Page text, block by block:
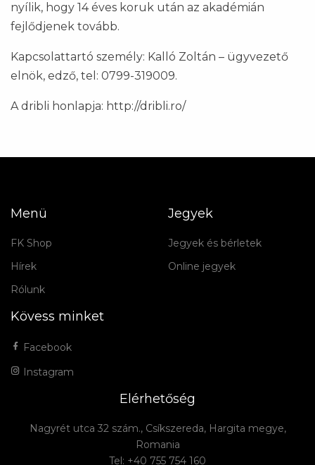
nyílik, hogy 14 éves koruk után az akadémián
fejlődjenek tovább.
Kapcsolattartó személy: Kalló Zoltán – ügyvezető
elnök, edző, tel: 0799-319009.
A dribli honlapja: http://dribli.ro/
Menü
FK Shop
Hírek
Rólunk
Jegyek
Jegyek és bérletek
Online jegyek
Kövess minket
Facebook
Instagram
Elérhetőség
Nagyrét utca 32 szám., Csíkszereda, Hargita megye,
Romania
Tel: +40 755 754 160